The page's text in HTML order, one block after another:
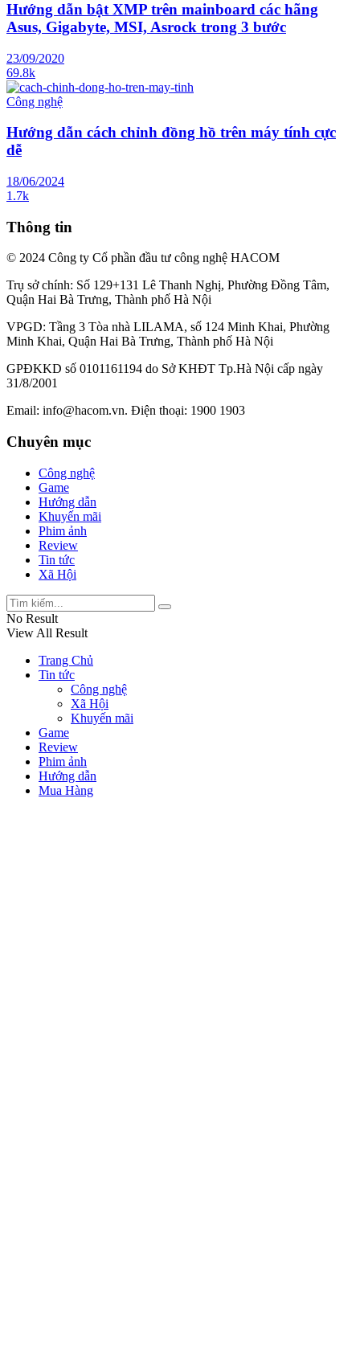
Hướng dẫn bật XMP trên mainboard các hãng
Asus, Gigabyte, MSI, Asrock trong 3 bước
23/09/2020
69.8k
Công nghệ
Hướng dẫn cách chỉnh đồng hồ trên máy tính cực
dễ
18/06/2024
1.7k
Thông tin
© 2024 Công ty Cổ phần đầu tư công nghệ HACOM
Trụ sở chính: Số 129+131 Lê Thanh Nghị, Phường Đồng Tâm,
Quận Hai Bà Trưng, Thành phố Hà Nội
VPGD: Tầng 3 Tòa nhà LILAMA, số 124 Minh Khai, Phường
Minh Khai, Quận Hai Bà Trưng, Thành phố Hà Nội
GPĐKKD số 0101161194 do Sở KHĐT Tp.Hà Nội cấp ngày
31/8/2001
Email: info@hacom.vn. Điện thoại: 1900 1903
Chuyên mục
Công nghệ
Game
Hướng dẫn
Khuyến mãi
Phim ảnh
Review
Tin tức
Xã Hội
No Result
View All Result
Trang Chủ
Tin tức
Công nghệ
Xã Hội
Khuyến mãi
Game
Review
Phim ảnh
Hướng dẫn
Mua Hàng